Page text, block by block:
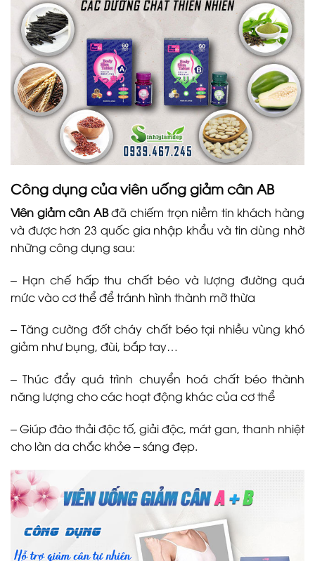
Công dụng của viên uống giảm cân AB
Viên giảm cân ABđã chiếm trọn niềm tin khách hàng
và được hơn 23 quốc gia nhập khẩu và tin dùng nhờ
những công dụng sau:
– Hạn chế hấp thu chất béo và lượng đường quá
mức vào cơ thể để tránh hình thành mỡ thừa
– Tăng cường đốt cháy chất béo tại nhiều vùng khó
giảm như bụng, đùi, bắp tay…
– Thúc đẩy quá trình chuyển hoá chất béo thành
năng lượng cho các hoạt động khác của cơ thể
– Giúp đào thải độc tố, giải độc, mát gan, thanh nhiệt
cho làn da chắc khỏe – sáng đẹp.